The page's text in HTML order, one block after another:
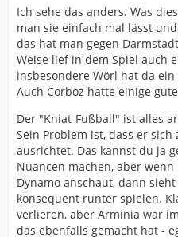
Ich sehe das anders. Was
man sie einfach mal lässt
das hat man gegen
Weise lief in dem Spiel auch
insbesondere Wörl hat da
Auch Corboz hatte einige
Der "Kniat-Fußball" ist alles
Sein Problem ist, dass er sich
ausrichtet. Das kannst du ja
Nuancen machen, aber
Dynamo anschaut, dann
konsequent runter spielen.
verlieren, aber Arminia war
das ebenfalls gemacht hat -